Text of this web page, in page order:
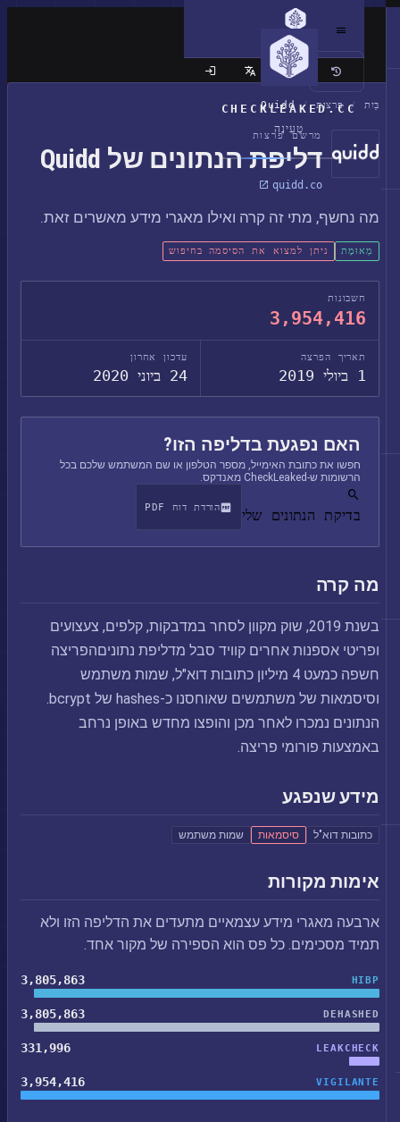
CHECKLEAKED.CC
טְעִינָה
האתר הקלאסי
/ פרצות /
Quidd
מרשם פרצות
דליפת הנתונים של Quidd
quidd.co
מה נחשף, מתי זה קרה ואילו מאגרי מידע מאשרים זאת.
מְאוּמָת ניתן למצוא את הסיסמה בחיפוש
חשבונות
3,954,416
תאריך הפרצה עדכון אחרון
24 ביוני 2020
האם נפגעת בדליפה הזו?
חפשו את כתובת האימייל, מספר הטלפון או שם המשתמש שלכם בכל
הרשומות ש-CheckLeaked מאנדקס.
בדיקת הנתונים שלי הורדת דוח PDF
מה קרה
בשנת 2019, שוק מקוון לסחר במדבקות, קלפים, צעצועים
ופריטי אספנות אחרים קוויד סבל מדליפת נתוניםהפריצה
חשפה כמעט 4 מיליון כתובות דוא"ל, שמות משתמש
וסיסמאות של משתמשים שאוחסנו כ-hashes של bcrypt.
הנתונים נמכרו לאחר מכן והופצו מחדש באופן נרחב
באמצעות פורומי פריצה.
מידע שנפגע
כתובות דוא"ל סיסמאות שמות משתמש
אימות מקורות
ארבעה מאגרי מידע עצמאיים מתעדים את הדליפה הזו ולא
תמיד מסכימים. כל פס הוא הספירה של מקור אחד.
HIBP
3,805,863
DEHASHED
3,805,863
LEAKCHECK
331,996
VIGILANTE
3,954,416